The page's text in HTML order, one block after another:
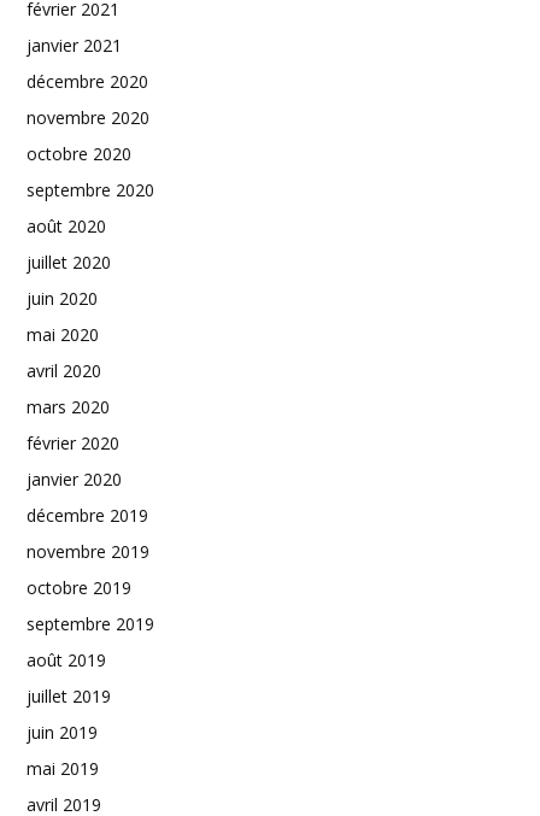
février 2021
janvier 2021
décembre 2020
novembre 2020
octobre 2020
septembre 2020
août 2020
juillet 2020
juin 2020
mai 2020
avril 2020
mars 2020
février 2020
janvier 2020
décembre 2019
novembre 2019
octobre 2019
septembre 2019
août 2019
juillet 2019
juin 2019
mai 2019
avril 2019